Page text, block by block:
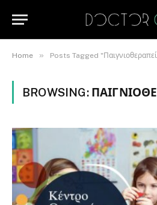
Home » Posts Tagged
BROWSING: